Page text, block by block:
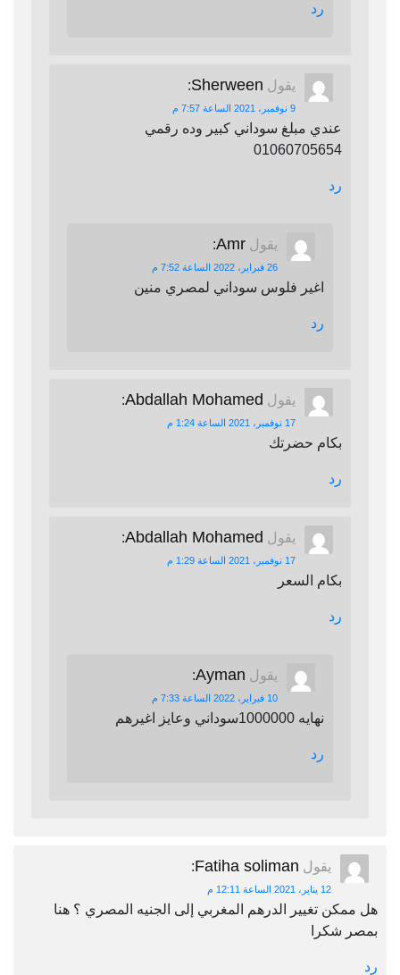
رد
يقول Sherween
:
9 نوفمبر، 2021 الساعة 7:57 م
عندي مبلغ سوداني كبير وده رقمي
01060705654
رد
يقول Amr
:
26 فبراير، 2022 الساعة 7:52 م
اغير فلوس سوداني لمصري منين
رد
يقول Abdallah Mohamed
:
17 نوفمبر، 2021 الساعة 1:24 م
بكام حضرتك
رد
يقول Abdallah Mohamed
:
17 نوفمبر، 2021 الساعة 1:29 م
بكام السعر
رد
يقول Ayman
:
10 فبراير، 2022 الساعة 7:33 م
نهايه 1000000سوداني وعايز اغيرهم
رد
يقول Fatiha soliman
:
12 يناير، 2021 الساعة 12:11 م
هل ممكن تغيير الدرهم المغربي إلى الجنيه المصري ؟ هنا
بمصر شكرا
رد